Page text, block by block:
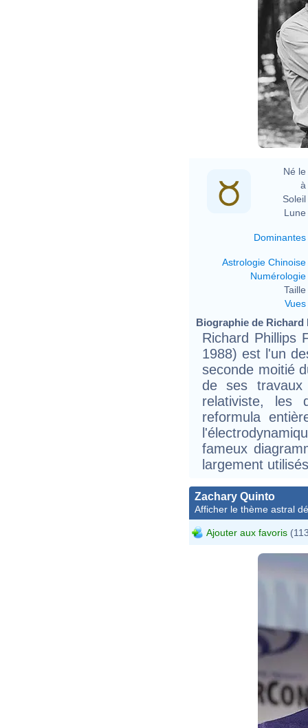
Né le
à
Soleil
Lune
Dominantes
Astrologie Chinoise
Numérologie
Taille
Vues
Biographie de Richard
Richard Phillips
1988) est l'un
seconde moitié
de ses travaux
relativiste, les
reformula
fameux
largement
Zachary Quinto
Afficher le thème astral
Ajouter aux favoris